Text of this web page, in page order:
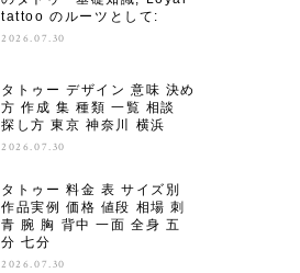
tattoo のルーツとして:
2026.07.30
タトゥー デザイン 意味 決め
方 作成 集 種類 一覧 相談
探し方 東京 神奈川 横浜
2026.07.30
タトゥー 料金 表 サイズ別
作品実例 価格 値段 相場 刺
青 腕 胸 背中 一面 全身 五
分 七分
2026.07.30